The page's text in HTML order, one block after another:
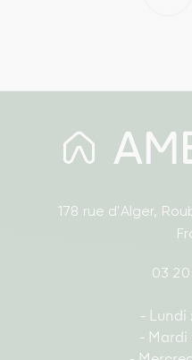
178 rue d'Alger,
03 20
- Lundi
- Mardi